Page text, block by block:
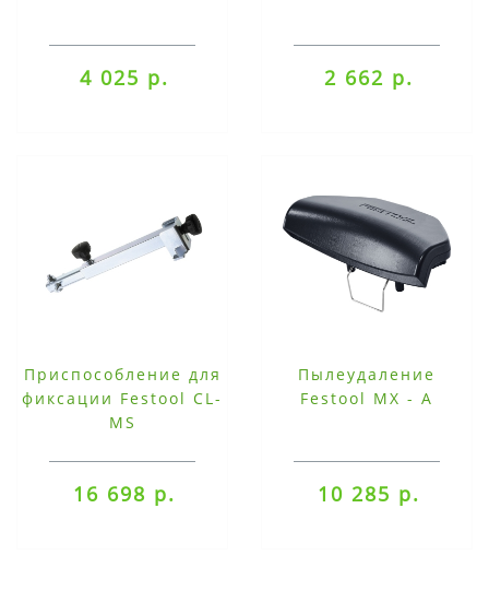
4 025 р. 2 662 р.
Приспособление для
фиксации Festool CL-
MS
16 698 р.
Пылеудаление
Festool MX - A
10 285 р.